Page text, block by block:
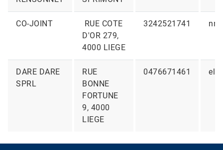
CO-JOINT
RUE COTE
D'OR 279,
4000 LIEGE
3242521741
DARE DARE
SPRL
RUE
BONNE
FORTUNE
9, 4000
LIEGE
0476671461